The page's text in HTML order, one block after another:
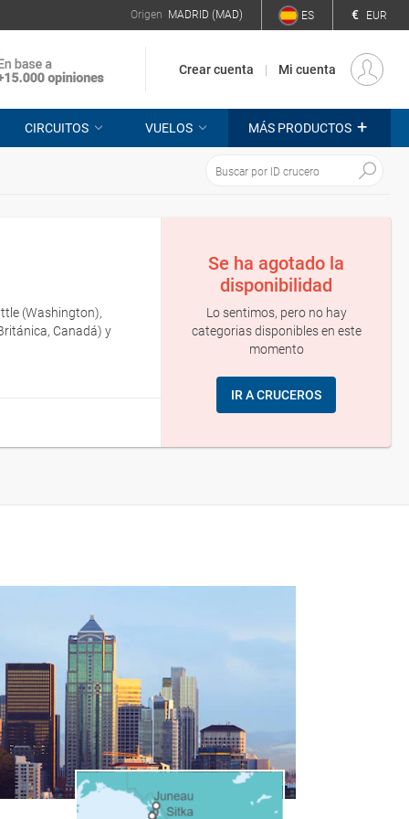
Origen MADRID (MAD) ES € EUR
Crear cuenta Mi cuenta
CIRCUITOS VUELOS MÁS PRODUCTOS +
(Washington),
Canadá) y
Se ha agotado la
disponibilidad
Lo sentimos, pero no hay
categorias disponibles en este
momento
IR A CRUCEROS